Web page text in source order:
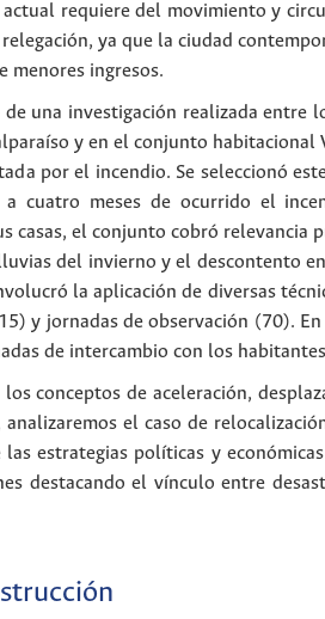
requiere del movimiento y
ya que la ciudad
menores ingresos.
una investigación realizada entre
y en el conjunto
por el incendio. Se seleccionó
cuatro meses de ocurrido el
casas, el conjunto cobró relevancia
del invierno y el descontento
la aplicación de diversas
y jornadas de observación (70).
de intercambio con los
conceptos de aceleración,
el caso de
estrategias políticas y
destacando el vínculo entre